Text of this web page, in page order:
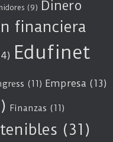
(9) Dinero
financiera
Edufinet
(11) Empresa (13)
Finanzas (11)
(31)